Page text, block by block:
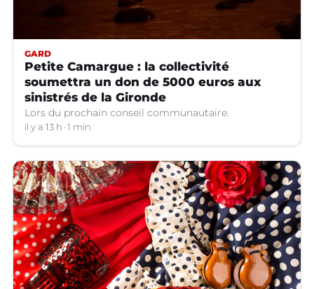
GARD
Petite Camargue : la collectivité
soumettra un don de 5000 euros aux
sinistrés de la Gironde
Lors du prochain conseil communautaire.
il y a 13 h 1 min